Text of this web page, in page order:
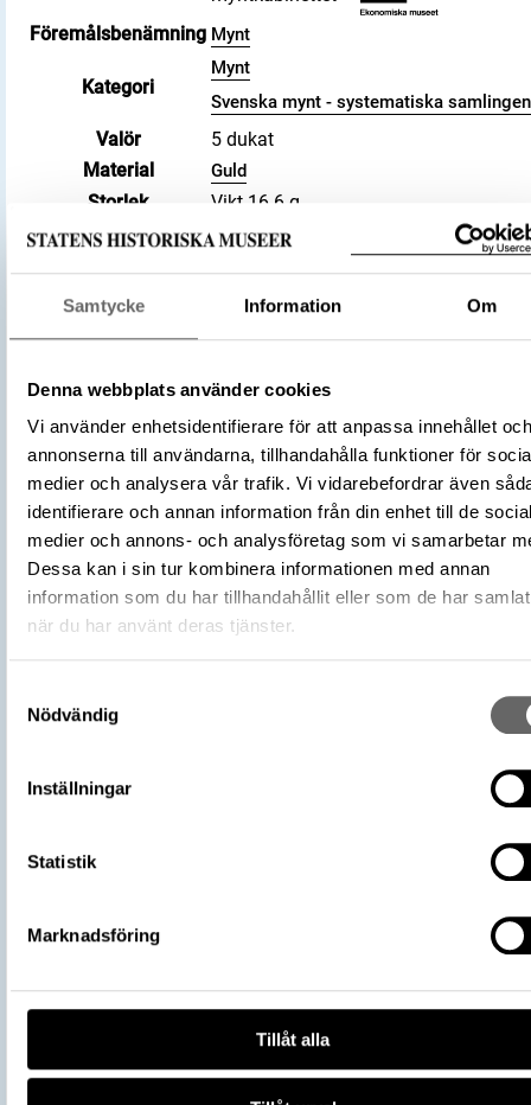
Samtycke Information Om
Denna webbplats använder cookies
Vi använder enhetsidentifierare för att anpassa innehållet och
annonserna till användarna, tillhandahålla funktioner för
medier och analysera vår trafik. Vi vidarebefordrar även
identifierare och annan information från din enhet till de
medier och annons- och analysföretag som vi samarbetar
Dessa kan i sin tur kombinera informationen med annan
information som du har tillhandahållit eller som de har
när du har använt deras tjänster.
Nödvändig
Inställningar
Statistik
Marknadsföring
Tillåt alla
Föremålsbenämning Mynt
Kategori
Mynt
Svenska mynt - systematiska samlingen
Valör
5 dukat
Material
Guld
Storlek
Vikt 16.6 g
Datering
1620
Stockholm
Tillverkare Gustav II Adolf av Sverige(Myntherre)
Litteratur
Sveriges mynt 1521-1977, 1976, SM:5
(Ahlström, Bjarne , Almer, Yngve,
Hemmingsson, Bengt)
Typ
Föremålsskylt
Källa
Till Ekonomiska museets
Datum
2024-05-23
Text
Det här praktmyntet har
delats ut som gåva vid kung
på slottet Tre kronor i
dag finns tre kända
utvalda personer, slogs
kallade kastmynt i guld och
bröllopsföljets väg genom
Utställningar
Pengar! (start 2024-05-28),
https://samlingar.shm.se/object/